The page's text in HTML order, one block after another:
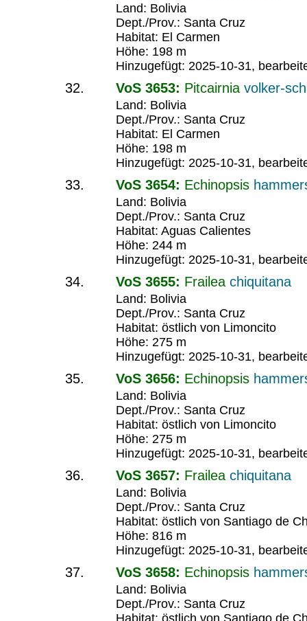
Land: Bolivia
Dept./Prov.: Santa Cruz
Habitat: El Carmen
Höhe: 198 m
Hinzugefügt: 2025-10-31,
VoS 3653: Pitcairnia volker-
Land: Bolivia
Dept./Prov.: Santa Cruz
Habitat: El Carmen
Höhe: 198 m
Hinzugefügt: 2025-10-31,
VoS 3654: Echinopsis
Land: Bolivia
Dept./Prov.: Santa Cruz
Habitat: Aguas Calientes
Höhe: 244 m
Hinzugefügt: 2025-10-31,
VoS 3655: Frailea chiquitana
Land: Bolivia
Dept./Prov.: Santa Cruz
Habitat: östlich von Limoncito
Höhe: 275 m
Hinzugefügt: 2025-10-31,
VoS 3656: Echinopsis
Land: Bolivia
Dept./Prov.: Santa Cruz
Habitat: östlich von Limoncito
Höhe: 275 m
Hinzugefügt: 2025-10-31,
VoS 3657: Frailea chiquitana
Land: Bolivia
Dept./Prov.: Santa Cruz
Habitat: östlich von Santiago de
Höhe: 816 m
Hinzugefügt: 2025-10-31,
VoS 3658: Echinopsis
Land: Bolivia
Dept./Prov.: Santa Cruz